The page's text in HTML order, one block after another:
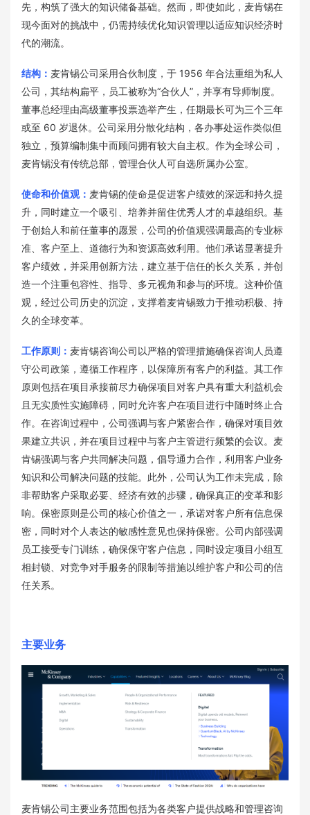
先，构筑了强大的知识储备基础。然而，即使如此，麦肯锡在
现今面对的挑战中，仍需持续优化知识管理以适应知识经济时
代的潮流。
结构： 麦肯锡公司采用合伙制度，于 1956 年合法重组为私人
公司，其结构扁平，员工被称为“合伙人”，并享有导师制度。
董事总经理由高级董事投票选举产生，任期最长可为三个三年
或至 60 岁退休。公司采用分散化结构，各办事处运作类似但
独立，预算编制集中而顾问拥有较大自主权。作为全球公司，
麦肯锡没有传统总部，管理合伙人可自选所属办公室。
使命和价值观： 麦肯锡的使命是促进客户绩效的深远和持久提
升，同时建立一个吸引、培养并留住优秀人才的卓越组织。基
于创始人和前任董事的愿景，公司的价值观强调最高的专业标
准、客户至上、道德行为和资源高效利用。他们承诺显著提升
客户绩效，并采用创新方法，建立基于信任的长久关系，并创
造一个注重包容性、指导、多元视角和参与的环境。这种价值
观，经过公司历史的沉淀，支撑着麦肯锡致力于推动积极、持
久的全球变革。
工作原则： 麦肯锡咨询公司以严格的管理措施确保咨询人员遵
守公司政策，遵循工作程序，以保障所有客户的利益。其工作
原则包括在项目承接前尽力确保项目对客户具有重大利益机会
且无实质性实施障碍，同时允许客户在项目进行中随时终止合
作。在咨询过程中，公司强调与客户紧密合作，确保对项目效
果建立共识，并在项目过程中与客户主管进行频繁的会议。麦
肯锡强调与客户共同解决问题，倡导通力合作，利用客户业务
知识和公司解决问题的技能。此外，公司认为工作未完成，除
非帮助客户采取必要、经济有效的步骤，确保真正的变革和影
响。保密原则是公司的核心价值之一，承诺对客户所有信息保
密，同时对个人表达的敏感性意见也保持保密。公司内部强调
员工接受专门训练，确保保守客户信息，同时设定项目小组互
相封锁、对竞争对手服务的限制等措施以维护客户和公司的信
任关系。
主要业务
麦肯锡公司主要业务范围包括为各类客户提供战略和管理咨询